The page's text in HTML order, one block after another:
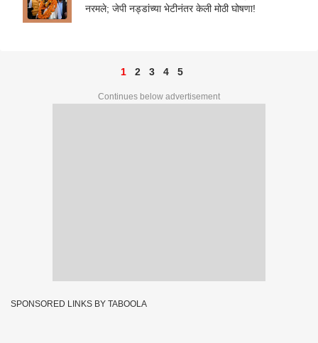
नरमले; जेपी नड्डांच्या भेटीनंतर केली मोठी घोषणा!
1 2 3 4 5
Continues below advertisement
SPONSORED LINKS BY TABOOLA